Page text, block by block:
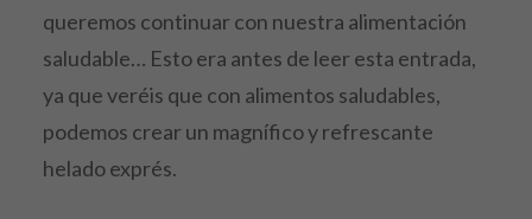
queremos continuar con nuestra alimentación
saludable… Esto era antes de leer esta entrada,
ya que veréis que con alimentos saludables,
podemos crear un magnífico y refrescante
helado exprés.